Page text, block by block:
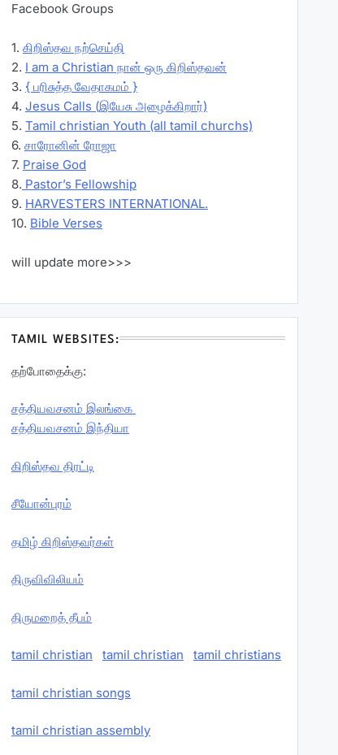
Facebook Groups
1. கிறிஸ்தவ நற்செய்தி
2. I am a Christian நான் ஒரு கிறிஸ்தவன்
3. { பரிசுத்த வேதாகமம் }
4. Jesus Calls (இயேசு அழைக்கிறார்)
5. Tamil christian Youth (all tamil churchs)
6. சாரோனின் ரோஜா
7. Praise God
8. Pastor’s Fellowship
9. HARVESTERS INTERNATIONAL.
10. Bible Verses
will update more>>>
TAMIL WEBSITES:
தற்போதைக்கு:
சத்தியவசனம் இலங்கை
சத்தியவசனம் இந்தியா
கிறிஸ்தவ திரட்டி
சீயோன்புரம்
தமிழ் கிறிஸ்தவர்கள்
திருவிவிலியம்
திருமறைத் தீபம்
tamil christian tamil christian tamil christians
tamil christian songs
tamil christian assembly